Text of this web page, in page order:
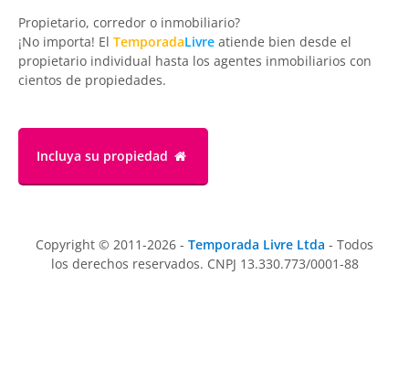
Propietario, corredor o inmobiliario?
¡No importa! El TemporadaLivre atiende bien desde el
propietario individual hasta los agentes inmobiliarios con
cientos de propiedades.
Incluya su propiedad
Copyright © 2011-2026 - Temporada Livre Ltda - Todos
los derechos reservados. CNPJ 13.330.773/0001-88